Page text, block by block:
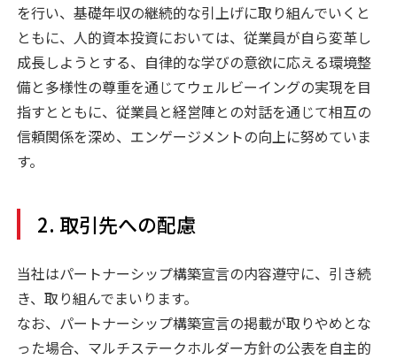
を行い、基礎年収の継続的な引上げに取り組んでいくと
ともに、人的資本投資においては、従業員が自ら変革し
成長しようとする、自律的な学びの意欲に応える環境整
備と多様性の尊重を通じてウェルビーイングの実現を目
指すとともに、従業員と経営陣との対話を通じて相互の
信頼関係を深め、エンゲージメントの向上に努めていま
す。
2. 取引先への配慮
当社はパートナーシップ構築宣言の内容遵守に、引き続
き、取り組んでまいります。
なお、パートナーシップ構築宣言の掲載が取りやめとな
った場合、マルチステークホルダー方針の公表を自主的